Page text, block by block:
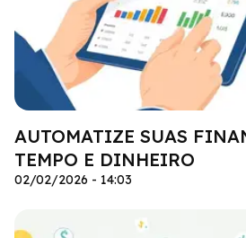
AUTOMATIZE SUAS
TEMPO E DINHEIRO
02/02/2026 - 14:03